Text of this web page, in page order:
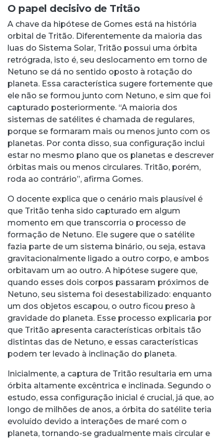
O papel decisivo de Tritão
A chave da hipótese de Gomes está na história
orbital de Tritão. Diferentemente da maioria das
luas do Sistema Solar, Tritão possui uma órbita
retrógrada, isto é, seu deslocamento em torno de
Netuno se dá no sentido oposto à rotação do
planeta. Essa característica sugere fortemente que
ele não se formou junto com Netuno, e sim que foi
capturado posteriormente. “A maioria dos
sistemas de satélites é chamada de regulares,
porque se formaram mais ou menos junto com os
planetas. Por conta disso, sua configuração inclui
estar no mesmo plano que os planetas e descrever
órbitas mais ou menos circulares. Tritão, porém,
roda ao contrário”, afirma Gomes.
O docente explica que o cenário mais plausível é
que Tritão tenha sido capturado em algum
momento em que transcorria o processo de
formação de Netuno. Ele sugere que o satélite
fazia parte de um sistema binário, ou seja, estava
gravitacionalmente ligado a outro corpo, e ambos
orbitavam um ao outro. A hipótese sugere que,
quando esses dois corpos passaram próximos de
Netuno, seu sistema foi desestabilizado: enquanto
um dos objetos escapou, o outro ficou preso à
gravidade do planeta. Esse processo explicaria por
que Tritão apresenta características orbitais tão
distintas das de Netuno, e essas características
podem ter levado à inclinação do planeta.
Inicialmente, a captura de Tritão resultaria em uma
órbita altamente excêntrica e inclinada. Segundo o
estudo, essa configuração inicial é crucial, já que, ao
longo de milhões de anos, a órbita do satélite teria
evoluído devido a interações de maré com o
planeta, tornando-se gradualmente mais circular e